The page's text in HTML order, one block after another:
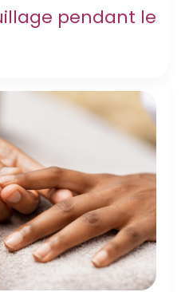
pendant le